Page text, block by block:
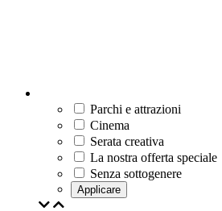
Parchi e attrazioni
Cinema
Serata creativa
La nostra offerta speciale
Senza sottogenere
Applicare